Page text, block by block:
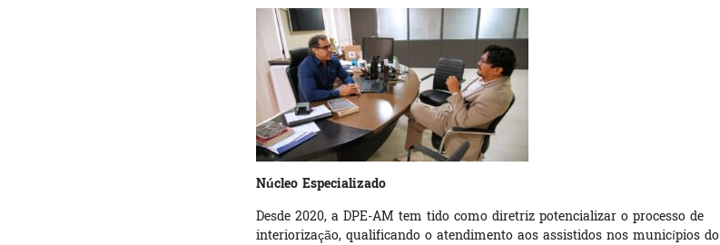
Núcleo Especializado
Desde 2020, a DPE-AM tem tido como diretriz potencializar o processo de
interiorização, qualificando o atendimento aos assistidos nos municípios do